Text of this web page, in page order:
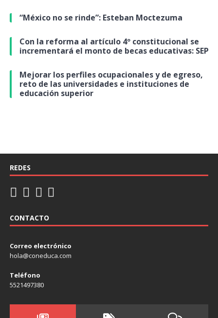
“México no se rinde”: Esteban Moctezuma
Con la reforma al artículo 4º constitucional se
incrementará el monto de becas educativas: SEP
Mejorar los perfiles ocupacionales y de egreso,
reto de las universidades e instituciones de
educación superior
REDES
CONTACTO
Correo electrónico
hola@coneduca.com
Teléfono
5521497380